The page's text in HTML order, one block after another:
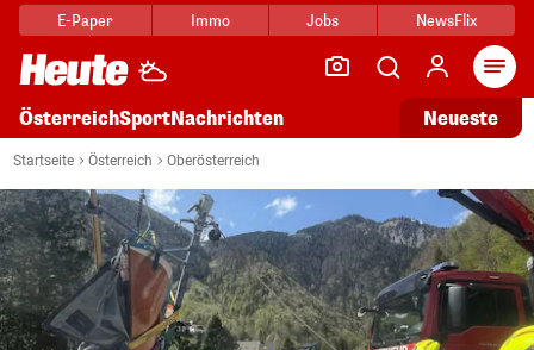
E-Paper Immo Jobs NewsFlix
ÖsterreichSportNachrichten Neueste
Startseite Österreich Oberösterreich